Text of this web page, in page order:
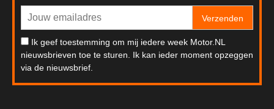
Verzenden
Ik geef toestemming om mij iedere week Motor.NL
nieuwsbrieven toe te sturen. Ik kan ieder moment opzeggen
via de nieuwsbrief.